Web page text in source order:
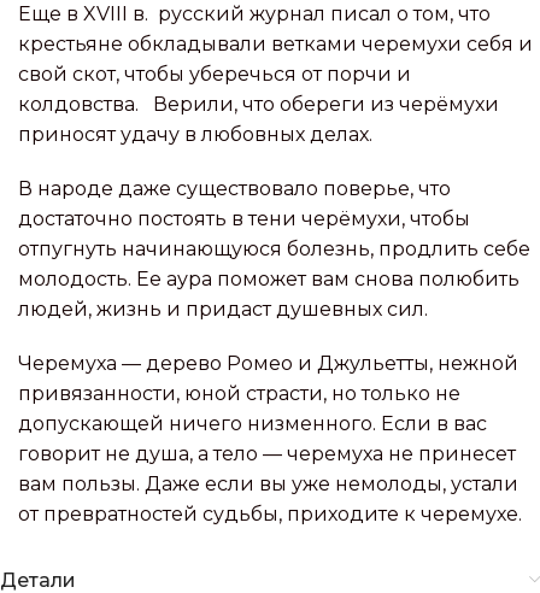
Еще в XVIII в. русский журнал писал о том, что
крестьяне обкладывали ветками черемухи себя и
свой скот, чтобы уберечься от порчи и
колдовства. Верили, что обереги из черёмухи
приносят удачу в любовных делах.
В народе даже существовало поверье, что
достаточно постоять в тени черёмухи, чтобы
отпугнуть начинающуюся болезнь, продлить себе
молодость. Ее аура поможет вам снова полюбить
людей, жизнь и придаст душевных сил.
Черемуха — дерево Ромео и Джульетты, нежной
привязанности, юной страсти, но только не
допускающей ничего низменного. Если в вас
говорит не душа, а тело — черемуха не принесет
вам пользы. Даже если вы уже немолоды, устали
от превратностей судьбы, приходите к черемухе.
Детали